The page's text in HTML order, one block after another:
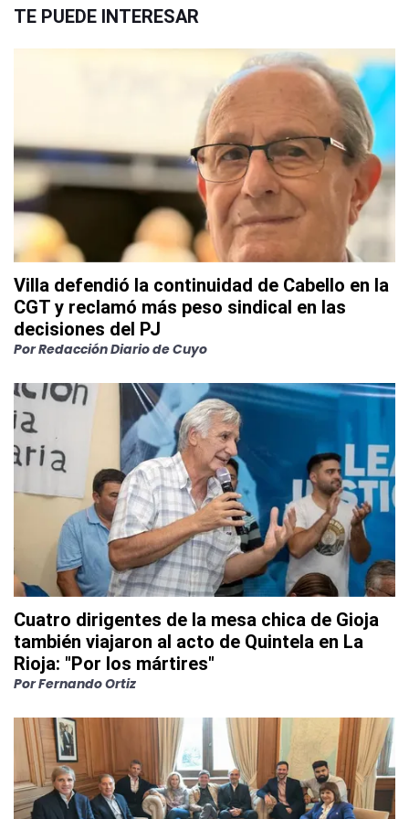
TE PUEDE INTERESAR
Villa defendió la continuidad de Cabello en la
CGT y reclamó más peso sindical en las
decisiones del PJ
PorRedacción Diario de Cuyo
Cuatro dirigentes de la mesa chica de Gioja
también viajaron al acto de Quintela en La
Rioja: "Por los mártires"
PorFernando Ortiz